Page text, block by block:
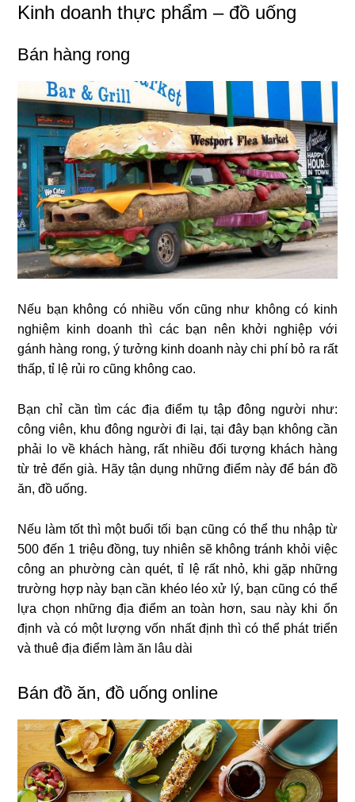
Kinh doanh thực phẩm – đồ uống
Bán hàng rong
Nếu bạn không có nhiều vốn cũng như không có kinh
nghiệm kinh doanh thì các bạn nên khởi nghiệp với
gánh hàng rong, ý tưởng kinh doanh này chi phí bỏ ra rất
thấp, tỉ lệ rủi ro cũng không cao.
Bạn chỉ cần tìm các địa điểm tụ tập đông người như:
công viên, khu đông người đi lại, tại đây bạn không cần
phải lo về khách hàng, rất nhiều đối tượng khách hàng
từ trẻ đến già. Hãy tận dụng những điểm này để bán đồ
ăn, đồ uống.
Nếu làm tốt thì một buổi tối bạn cũng có thể thu nhập từ
500 đến 1 triệu đồng, tuy nhiên sẽ không tránh khỏi việc
công an phường càn quét, tỉ lệ rất nhỏ, khi gặp những
trường hợp này bạn cần khéo léo xử lý, bạn cũng có thể
lựa chọn những địa điểm an toàn hơn, sau này khi ổn
định và có một lượng vốn nhất định thì có thể phát triển
và thuê địa điểm làm ăn lâu dài
Bán đồ ăn, đồ uống online